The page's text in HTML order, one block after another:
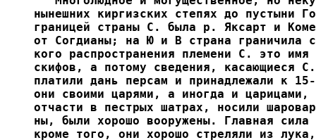
нынешних киргизских степях до пустыни
границей страны С. была р. Яксарт и
от Согдианы; на Ю и В страна граничила
кого распространения племени С. это имя
скифов, а потому сведения, касающиеся
платили дань персам и принадлежали к
они своими царями, а иногда и
отчасти в пестрых шатрах, носили
ны, были хорошо вооружены. Главная
кроме того, они хорошо стреляли из